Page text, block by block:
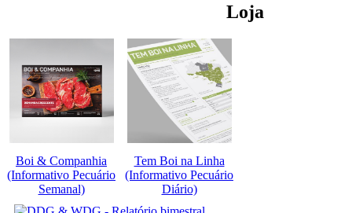
Loja
Boi & Companhia
(Informativo Pecuário
Semanal)
Tem Boi na Linha
(Informativo Pecuário
Diário)